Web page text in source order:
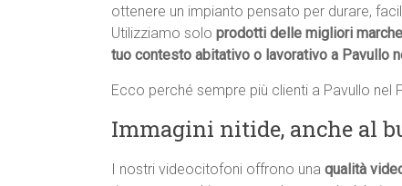
ottenere un impianto pensato per durare,
Utilizziamo solo prodotti delle migliori marche
tuo contesto abitativo o lavorativo a Pavullo
Ecco perché sempre più clienti a Pavullo nel
Immagini nitide, anche al
I nostri videocitofoni offrono una qualità